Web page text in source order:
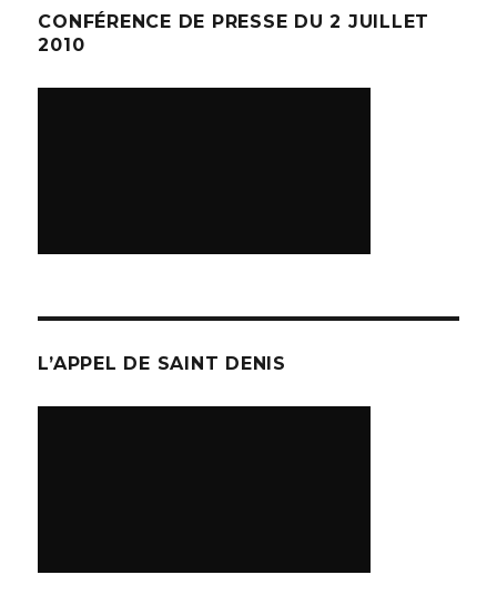
CONFÉRENCE DE PRESSE DU 2 JUILLET
2010
L’APPEL DE SAINT DENIS